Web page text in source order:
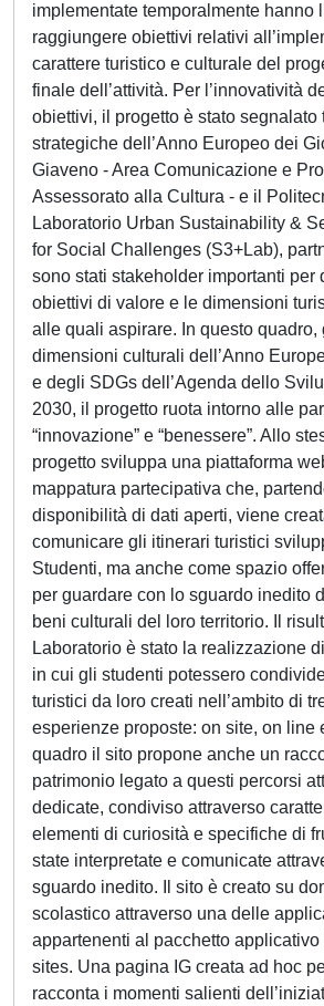
implementate temporalmente hanno
raggiungere obiettivi relativi
carattere turistico e culturale del
finale dell’attività. Per l’innovatività
obiettivi, il progetto è stato segnalato
strategiche dell’Anno Europeo dei
Giaveno - Area Comunicazione e
Assessorato alla Cultura - e il
Laboratorio Urban Sustainability &
for Social Challenges (S3+Lab),
sono stati stakeholder importanti per
obiettivi di valore e le dimensioni
alle quali aspirare. In questo quadro,
dimensioni culturali dell’Anno
e degli SDGs dell’Agenda dello
2030, il progetto ruota intorno alle
“innovazione” e “benessere”. Allo
progetto sviluppa una piattaforma
mappatura partecipativa che,
disponibilità di dati aperti, viene
comunicare gli itinerari turistici
Studenti, ma anche come spazio
per guardare con lo sguardo inedito
beni culturali del loro territorio. Il
Laboratorio è stato la realizzazione
in cui gli studenti potessero
turistici da loro creati nell’ambito di
esperienze proposte: on site, on line
quadro il sito propone anche un
patrimonio legato a questi percorsi
dedicate, condiviso attraverso
elementi di curiosità e specifiche di
state interpretate e comunicate
sguardo inedito. Il sito è creato su
scolastico attraverso una delle
appartenenti al pacchetto
sites. Una pagina IG creata ad hoc
racconta i momenti salienti